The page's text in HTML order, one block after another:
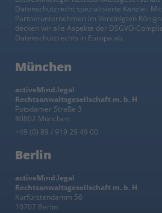
Datenschutzrecht spezialisierte Kanzlei.
Partnerunternehmen im Vereinigten
decken wir alle Aspekte der DSGVO-
Datenschutzrechts in Europa ab.
München
activeMind.legal
Rechtsanwaltsgesellschaft m. b. H
Potsdamer Straße 3
80802 München
+49 (0) 89 / 919 29 49 00
Berlin
activeMind.legal
Rechtsanwaltsgesellschaft m. b. H
Kurfürstendamm 56
10707 Berlin